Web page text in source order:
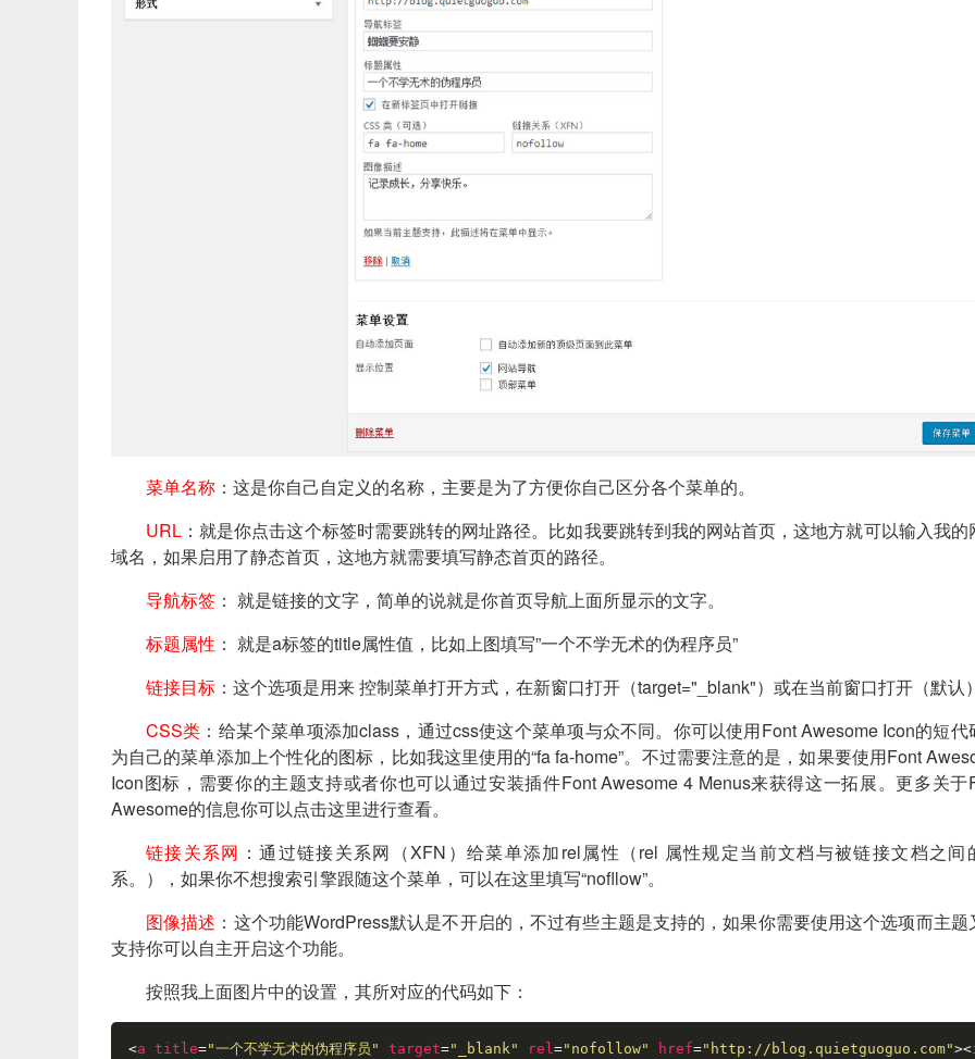
菜单名称 ：这是你自己自定义的名称，主要是为了方便你自己区分各个菜单的。
URL ：就是你点击这个标签时需要跳转的网址路径。比如我要跳转到我的网站首页，这地方就可以输入我的
域名，如果启用了静态首页，这地方就需要填写静态首页的路径。
导航标签 ： 就是链接的文字，简单的说就是你首页导航上面所显示的文字。
标题属性 ： 就是a标签的title属性值，比如上图填写”一个不学无术的伪程序员”
链接目标 ：这个选项是用来 控制菜单打开方式，在新窗口打开（target="_blank"）或在当前窗口打开（默认
CSS类 ：给某个菜单项添加class，通过css使这个菜单项与众不同。你可以使用Font Awesome Icon的短代
为自己的菜单添加上个性化的图标，比如我这里使用的“fa fa-home”。不过需要注意的是，如果要使用Font
Icon图标，需要你的主题支持或者你也可以通过安装插件Font Awesome 4 Menus来获得这一拓展。更多关于
Awesome的信息你可以点击这里进行查看。
链接关系网 ：通过链接关系网（XFN）给菜单添加rel属性（rel 属性规定当前文档与被链接文档之间
系。），如果你不想搜索引擎跟随这个菜单，可以在这里填写“nofllow”。
图像描述 ：这个功能WordPress默认是不开启的，不过有些主题是支持的，如果你需要使用这个选项而主题
支持你可以自主开启这个功能。
按照我上面图片中的设置，其所对应的代码如下：
<a title="一个不学无术的伪程序员" target="_blank" rel="nofollow" href="http://blog.quietguoguo.com"><